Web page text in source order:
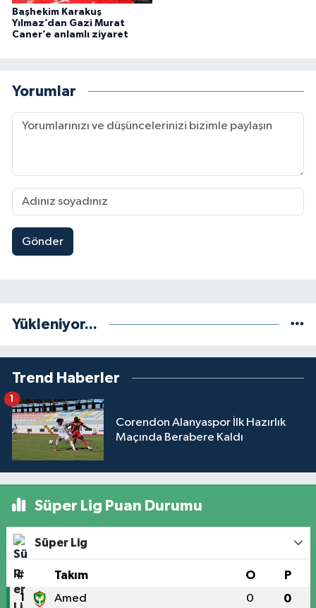
Başhekim Karakuş
Yılmaz’dan Gazi Murat
Caner’e anlamlı ziyaret
Yorumlar
Gönder
Yükleniyor...
Trend Haberler
Corendon Alanyaspor İlk Hazırlık
Maçında Berabere Kaldı
1
Süper Lig Puan Durumu
Süper Lig
# Takım O P
1 Amed 0 0